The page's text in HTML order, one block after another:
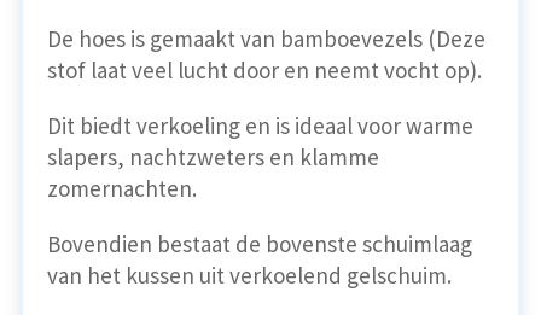
De hoes is gemaakt van bamboevezels (Deze
stof laat veel lucht door en neemt vocht op).
Dit biedt verkoeling en is ideaal voor warme
slapers, nachtzweters en klamme
zomernachten.
Bovendien bestaat de bovenste schuimlaag
van het kussen uit verkoelend gelschuim.